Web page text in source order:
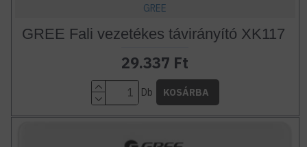
GREE
GREE Fali vezetékes távirányító XK117
29.337 Ft
Db KOSÁRBA